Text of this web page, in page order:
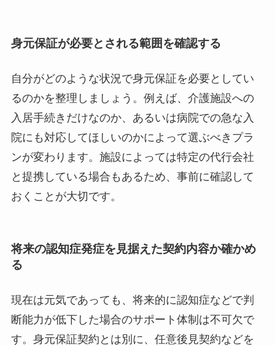
身元保証が必要とされる範囲を確認する
自分がどのような状況で身元保証を必要としてい
るのかを整理しましょう。例えば、介護施設への
入居手続きだけなのか、あるいは病院での急な入
院にも対応してほしいのかによって選ぶべきプラ
ンが変わります。施設によっては特定の代行会社
と提携している場合もあるため、事前に確認して
おくことが大切です。
将来の認知症発症を見据えた契約内容か確かめ
る
現在は元気であっても、将来的に認知症などで判
断能力が低下した場合のサポート体制は不可欠で
す。身元保証契約とは別に、任意後見契約などを